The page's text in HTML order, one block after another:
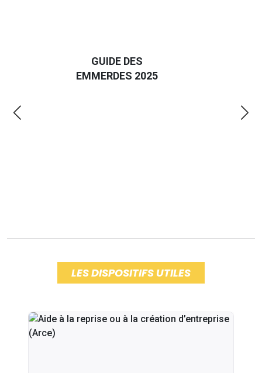
GUIDE DES
EMMERDES 2025
LES DISPOSITIFS UTILES